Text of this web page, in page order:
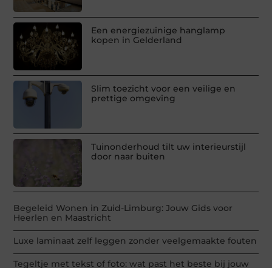
Een energiezuinige hanglamp
kopen in Gelderland
Slim toezicht voor een veilige en
prettige omgeving
Tuinonderhoud tilt uw interieurstijl
door naar buiten
Begeleid Wonen in Zuid-Limburg: Jouw Gids voor
Heerlen en Maastricht
Luxe laminaat zelf leggen zonder veelgemaakte fouten
Tegeltje met tekst of foto: wat past het beste bij jouw